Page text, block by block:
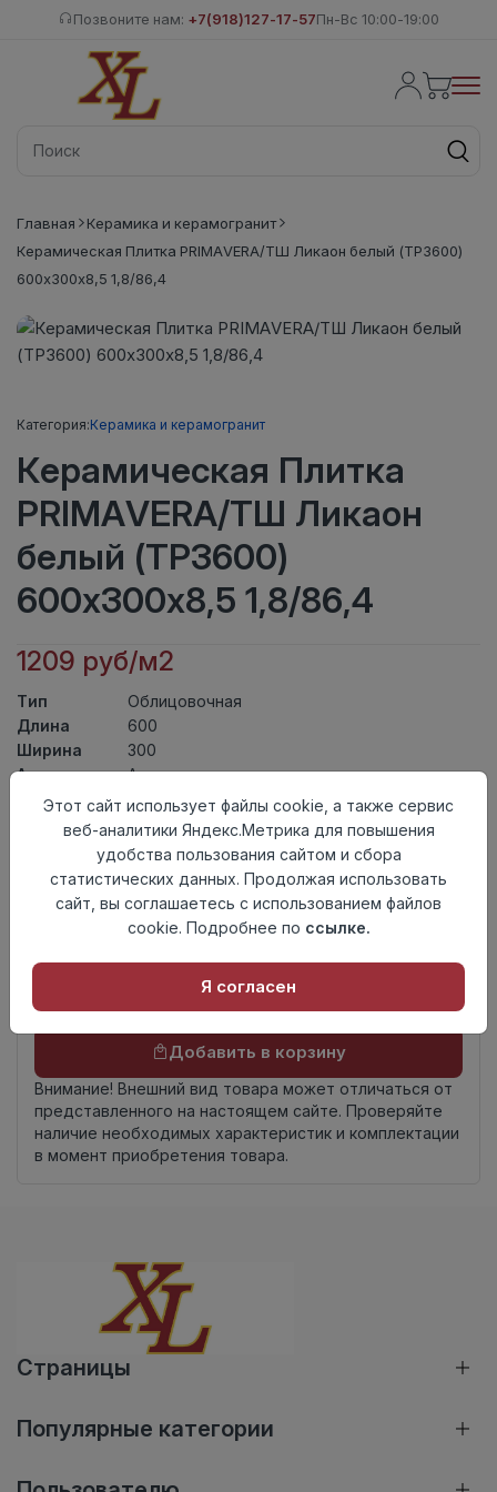
Позвоните нам: +7(918)127-17-57Пн-Вс 10:00-19:00
Главная
Керамика и керамогранит
Керамическая Плитка PRIMAVERA/ТШ Ликаон белый (ТР3600)
600х300х8,5 1,8/86,4
Категория:Керамика и керамогранит
Керамическая Плитка
PRIMAVERA/ТШ Ликаон
белый (ТР3600)
600х300х8,5 1,8/86,4
1209 руб/м2
Тип
Облицовочная
Длина
600
Ширина
300
АктуальностьАктуален
Товарная
группа
Керамическая Плитка
8,5
Поверхность глянцевая
Страна
происхождения
Киргизия
комплекта
Осталось1399 упак
Добавить в корзину
Внимание! Внешний вид товара может отличаться от
представленного на настоящем сайте. Проверяйте
наличие необходимых характеристик и комплектации
в момент приобретения товара.
Страницы
Популярные категории
Этот сайт использует файлы cookie, а также сервис
веб-аналитики Яндекс.Метрика для повышения
удобства пользования сайтом и сбора
статистических данных. Продолжая использовать
сайт, вы соглашаетесь с использованием файлов
cookie. Подробнее по ссылке.
Я согласен